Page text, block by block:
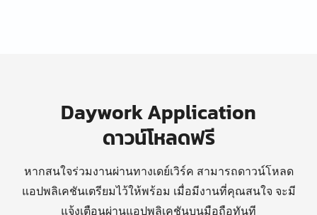
Daywork Application
ดาวน์โหลดฟรี
หากสนใจร่วมงานผ่านทางเดย์เวิร์ค สามารถดาวน์โหลด
แอปพลิเคชันเตรียมไว้ให้พร้อม เมื่อมีงานที่คุณสนใจ จะมี
แจ้งเตือนผ่านแอปพลิเคชันบนมือถือทันที